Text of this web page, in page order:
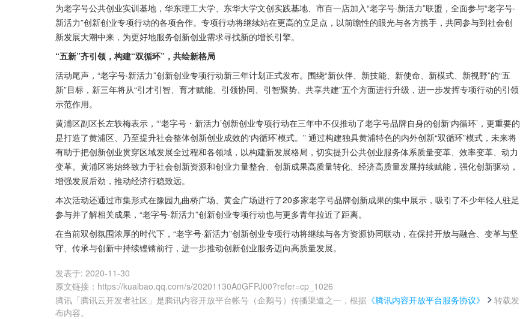
为老字号公共创业实训基地，华东理工大学、东华大学文创实践基地、市百一店加入“老字号·新活力”联盟，全面参与“老字号·
新活力”创新创业专项行动的各项合作。专项行动将继续站在更高的立足点，以前瞻性的眼光与各方携手，共同参与到社会创
新发展大潮中来，为更好地服务创新创业需求寻找新的增长引擎。
“五新”齐引领，构建“双循环”，共绘新格局
活动尾声，“老字号·新活力”创新创业专项行动新三年计划正式发布。围绕“新伙伴、新技能、新使命、新模式、新视野”的“五
新”目标，新三年将从“引才引智、育才赋能、引领协同、引智聚势、共享共建”五个方面进行升级，进一步发挥专项行动的引领
示范作用。
黄浦区副区长左轶梅表示，“‘老字号・新活力’创新创业专项行动在三年中不仅推动了老字号品牌自身的创新‘内循环’，更重要的
是打造了黄浦区、乃至提升社会整体创新创业成效的‘内循环’模式。” 通过构建独具黄浦特色的内外创新“双循环”模式，未来将
有助于把创新创业贯穿区域发展全过程和各领域，以构建新发展格局，切实提升公共创业服务体系质量变革、效率变革、动力
变革。黄浦区将始终致力于社会创新资源和创业力量整合、创新成果高质量转化、经济高质量发展持续赋能，强化创新驱动，
增强发展后劲，推动经济行稳致远。
本次活动还通过市集形式在豫园九曲桥广场、黄金广场进行了20多家老字号品牌创新成果的集中展示，吸引了不少年轻人驻足
参与并了解相关成果，“老字号·新活力”创新创业专项行动也与更多青年拉近了距离。
在当前双创氛围浓厚的时代下，“老字号·新活力”创新创业专项行动将继续与各方资源协同联动，在保持开放与融合、变革与坚
守、传承与创新中持续铿锵前行，进一步推动创新创业服务迈向高质量发展。
发表于: 2020-11-30
原文链接 ： https://kuaibao.qq.com/s/20201130A0GFPJ00?refer=cp_1026
腾讯「腾讯云开发者社区」是腾讯内容开放平台帐号（企鹅号）传播渠道之一，根据 《腾讯内容开放平台服务协议》
转载发
布内容。